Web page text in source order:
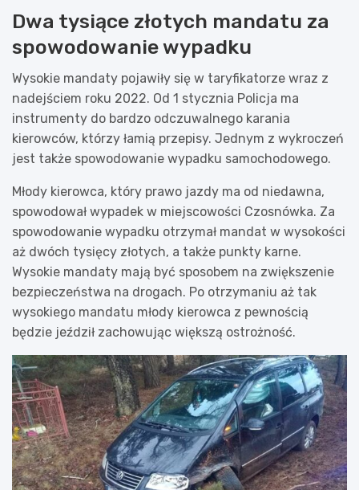
Dwa tysiące złotych mandatu za
spowodowanie wypadku
Wysokie mandaty pojawiły się w taryfikatorze wraz z
nadejściem roku 2022. Od 1 stycznia Policja ma
instrumenty do bardzo odczuwalnego karania
kierowców, którzy łamią przepisy. Jednym z wykroczeń
jest także spowodowanie wypadku samochodowego.
Młody kierowca, który prawo jazdy ma od niedawna,
spowodował wypadek w miejscowości Czosnówka. Za
spowodowanie wypadku otrzymał mandat w wysokości
aż dwóch tysięcy złotych, a także punkty karne.
Wysokie mandaty mają być sposobem na zwiększenie
bezpieczeństwa na drogach. Po otrzymaniu aż tak
wysokiego mandatu młody kierowca z pewnością
będzie jeździł zachowując większą ostrożność.